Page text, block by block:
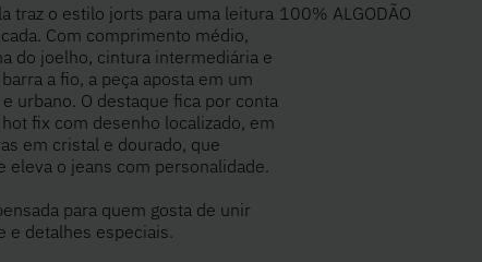
traz o estilo jorts para uma leitura
Com comprimento médio,
do joelho, cintura intermediária e
a fio, a peça aposta em um
urbano. O destaque fica por conta
fix com desenho localizado, em
em cristal e dourado, que
eleva o jeans com personalidade.
para quem gosta de unir
e detalhes especiais.
100% ALGODÃO